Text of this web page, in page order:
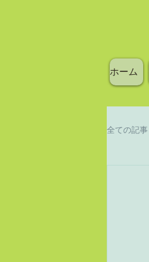
ホーム
全ての記事